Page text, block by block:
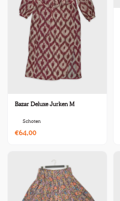
Bazar Deluxe Jurken M
Schoten
€64,00